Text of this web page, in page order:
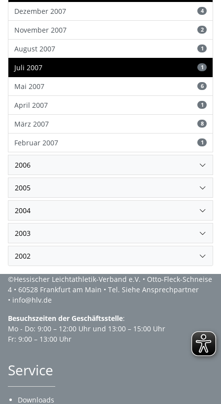
Dezember 2007
4
November 2007 2
August 2007 1
Juli 2007 1
Mai 2007 6
April 2007 1
März 2007 8
Februar 2007 1
2006
2005
2004
2003
2002
©Hessischer Leichtathletik-Verband e.V. • Otto-Fleck-Schneise
4 • 60528 Frankfurt am Main • Tel. Siehe Ansprechpartner
• info@hlv.de
Besuchszeiten der Geschäftsstelle:
Mo - Do: 9:00 – 12:00 Uhr und 13:00 – 15:00 Uhr
Fr: 9:00 – 13:00 Uhr
Service
Downloads